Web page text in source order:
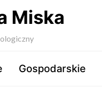
Miska
Gospodarskie